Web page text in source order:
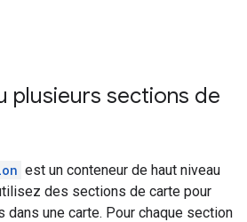
plusieurs sections de
est un conteneur de haut niveau
des sections de carte pour
une carte. Pour chaque section